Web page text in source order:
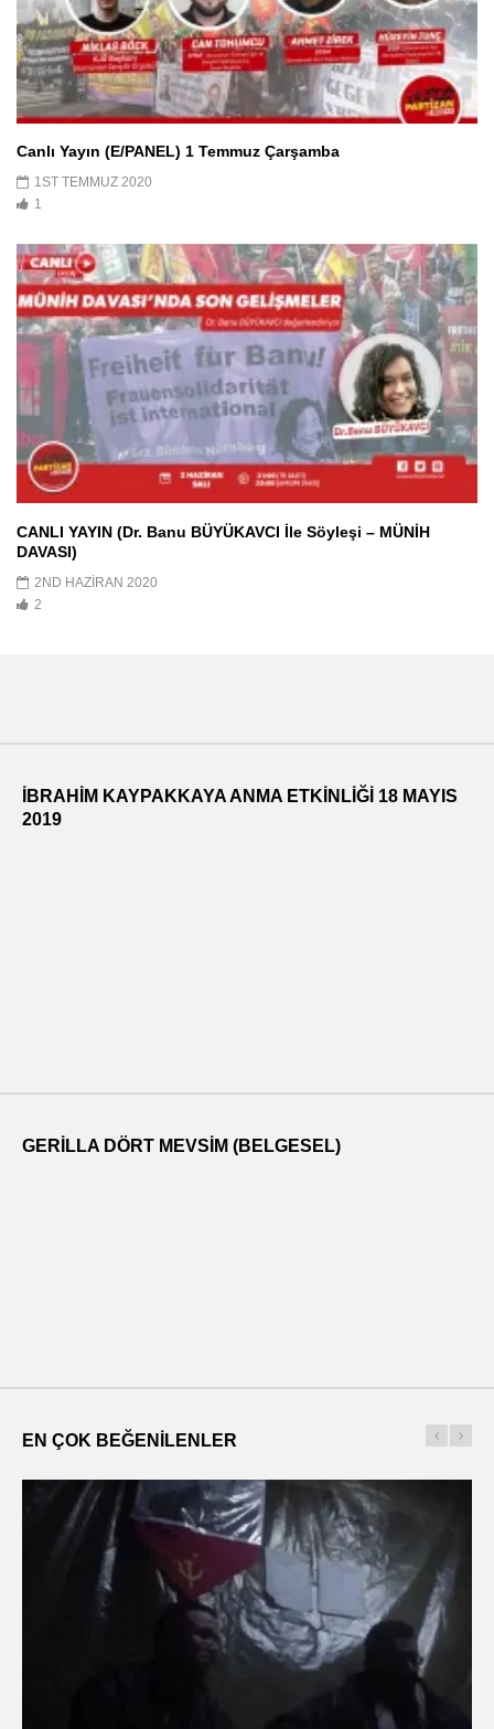
Canlı Yayın (E/PANEL) 1 Temmuz Çarşamba
1ST TEMMUZ 2020
1
CANLI YAYIN (Dr. Banu BÜYÜKAVCI İle Söyleşi – MÜNİH
DAVASI)
2ND HAZIRAN 2020
2
İBRAHİM KAYPAKKAYA ANMA ETKİNLİĞİ 18 MAYIS
2019
GERILLA DÖRT MEVSIM (BELGESEL)
EN ÇOK BEĞENILENLER